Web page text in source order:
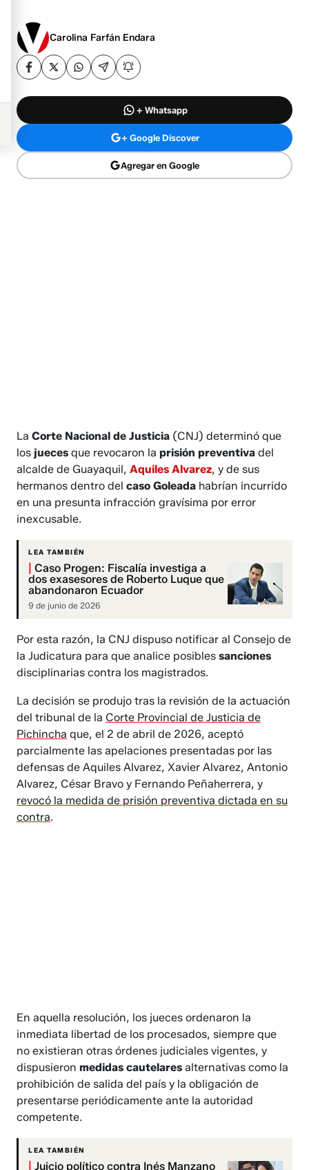
Carolina Farfán Endara
+ Whatsapp
+ Google Discover
Agregar en Google
LaCorte Nacional de Justicia (CNJ) determinó que
los jueces que revocaron laprisión preventiva del
alcalde de Guayaquil,Aquiles Alvarez, y de sus
hermanos dentro delcaso Goleada habrían incurrido
en una presunta infracción gravísima por error
inexcusable.
LEA TAMBIÉN
Caso Progen: Fiscalía investiga a
dos exasesores de Roberto Luque que
abandonaron Ecuador
9 de junio de 2026
Por esta razón, la CNJ dispuso notificar al Consejo de
la Judicatura para que analice posiblessanciones
disciplinarias contra los magistrados.
La decisión se produjo tras la revisión de la actuación
del tribunal de laCorte Provincial de Justicia de
Pichincha que, el 2 de abril de 2026, aceptó
parcialmente las apelaciones presentadas por las
defensas de Aquiles Alvarez, Xavier Alvarez, Antonio
Alvarez, César Bravo y Fernando Peñaherrera, y
revocó la medida de prisión preventiva dictada en su
contra.
En aquella resolución, los jueces ordenaron la
inmediata libertad de los procesados, siempre que
no existieran otras órdenes judiciales vigentes, y
dispusieronmedidas cautelares alternativas como la
prohibición de salida del país y la obligación de
presentarse periódicamente ante la autoridad
competente.
LEA TAMBIÉN
Juicio político contra Inés Manzano